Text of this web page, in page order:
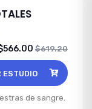
$619.20
ESTUDIO
de sangre.